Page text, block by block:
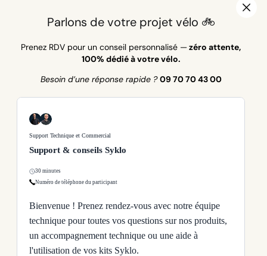
Parlons de votre projet vélo 🚲
Prenez RDV pour un conseil personnalisé —zéro attente,
100% dédié à votre vélo.
Besoin d’une réponse rapide ? 09 70 70 43 00
Support Technique et Commercial
Support & conseils Syklo
30 minutes
Numéro de téléphone du participant
Bienvenue ! Prenez rendez-vous avec notre équipe
technique pour toutes vos questions sur nos produits,
un accompagnement technique ou une aide à
l'utilisation de vos kits Syklo.